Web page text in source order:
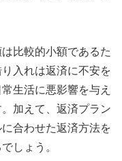
比較的小額であるた
入れは返済に不安を
生活に悪影響を与え
加えて、返済プラン
合わせた返済方法を
しょう。